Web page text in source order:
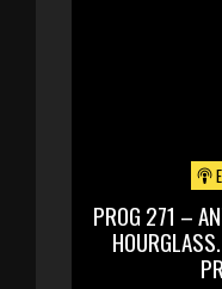
PROG 271 –